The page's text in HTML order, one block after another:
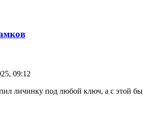
09:12
личинку под любой ключ, а с этой бы